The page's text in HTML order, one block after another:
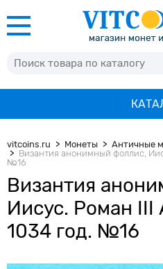
vitcoins.ru Монеты Античные
Византия анонимный фоллис,
№16
Византия
Иисус. Роман III
1034 год. №16